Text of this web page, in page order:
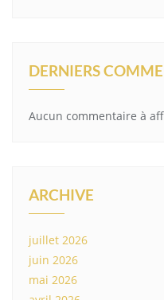
DERNIERS
Aucun commentaire à
ARCHIVE
juillet 2026
juin 2026
mai 2026